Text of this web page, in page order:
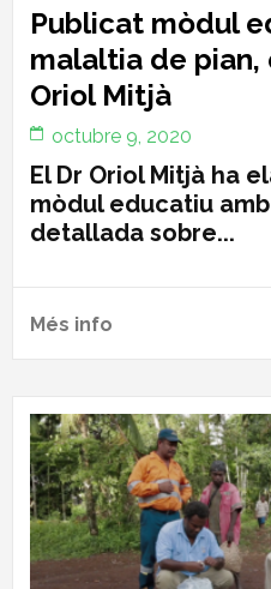
Publicat mòdul
malaltia de
Oriol Mitjà
octubre 9, 2020
El Dr Oriol Mitjà ha
mòdul educatiu
detallada sobre...
Més info